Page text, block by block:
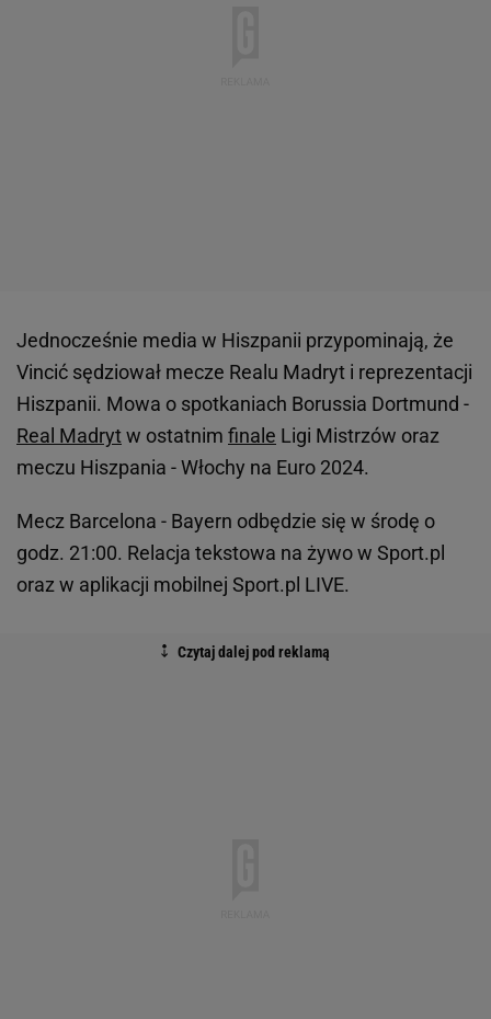
Jednocześnie media w Hiszpanii przypominają, że
Vincić sędziował mecze Realu Madryt i reprezentacji
Hiszpanii. Mowa o spotkaniach Borussia Dortmund -
Real Madrytw ostatnim finale Ligi Mistrzów oraz
meczu Hiszpania - Włochy na Euro 2024.
Mecz Barcelona - Bayern odbędzie się w środę o
godz. 21:00. Relacja tekstowa na żywo w Sport.pl
oraz w aplikacji mobilnej Sport.pl LIVE.